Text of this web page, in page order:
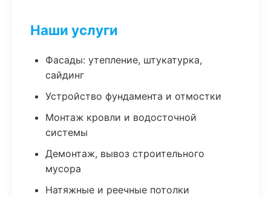
Наши услуги
Фасады: утепление, штукатурка,
сайдинг
Устройство фундамента и отмостки
Монтаж кровли и водосточной
системы
Демонтаж, вывоз строительного
мусора
Натяжные и реечные потолки